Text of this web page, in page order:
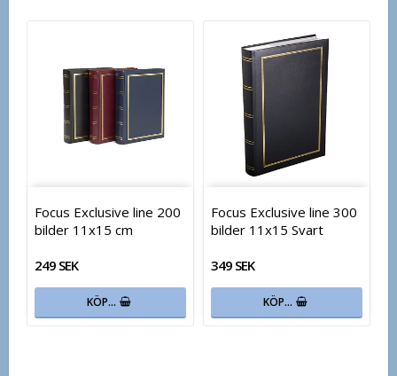
Focus Exclusive line 200
bilder 11x15 cm
249 SEK
KÖP…
Focus Exclusive line 300
bilder 11x15 Svart
349 SEK
KÖP…